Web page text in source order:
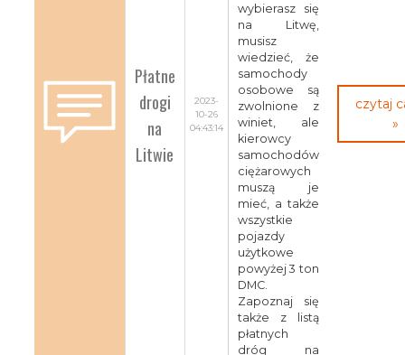
Płatne
drogi
na
Litwie
2023-
10-26
04:43:14
wybierasz się
na Litwę,
musisz
wiedzieć, że
samochody
osobowe są
zwolnione z
winiet, ale
kierowcy
samochodów
ciężarowych
muszą je
mieć, a także
wszystkie
pojazdy
użytkowe
powyżej 3 ton
DMC.
Zapoznaj się
także z listą
płatnych
dróg na
czytaj
»